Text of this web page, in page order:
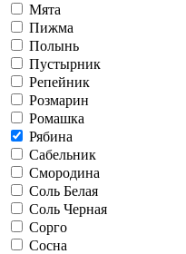
Мята
Пижма
Полынь
Пустырник
Репейник
Розмарин
Ромашка
Рябина
Сабельник
Смородина
Соль Белая
Соль Черная
Сорго
Сосна